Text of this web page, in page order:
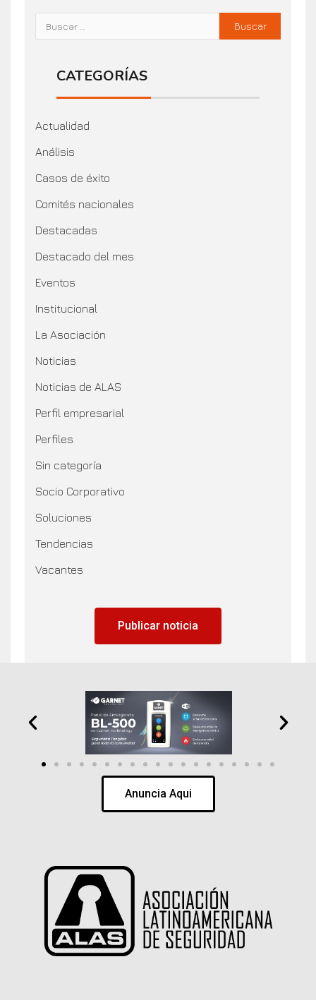
CATEGORÍAS
Actualidad
Análisis
Casos de éxito
Comités nacionales
Destacadas
Destacado del mes
Eventos
Institucional
La Asociación
Noticias
Noticias de ALAS
Perfil empresarial
Perfiles
Sin categoría
Socio Corporativo
Soluciones
Tendencias
Vacantes
Publicar noticia
Anuncia Aqui